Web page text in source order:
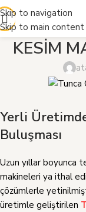
Skip to navigation
Skip to main content
TUNCA
KESİM
Yerli
Buluşması
Uzun yıllar boyunca
makineleri ya ithal
çözümlerle
üretimle geliştirilen